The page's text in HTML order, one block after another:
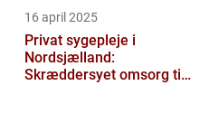
16 april 2025
Privat sygepleje i
Nordsjælland:
Skræddersyet omsorg til